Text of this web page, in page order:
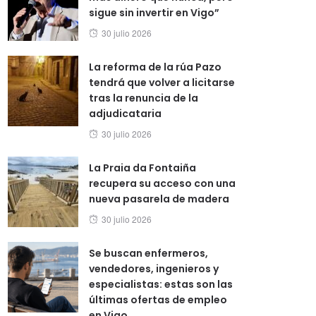
sigue sin invertir en Vigo”
Posted
30 julio 2026
La reforma de la rúa Pazo
tendrá que volver a licitarse
tras la renuncia de la
adjudicataria
Posted
30 julio 2026
La Praia da Fontaiña
recupera su acceso con una
nueva pasarela de madera
Posted
30 julio 2026
Se buscan enfermeros,
vendedores, ingenieros y
especialistas: estas son las
últimas ofertas de empleo